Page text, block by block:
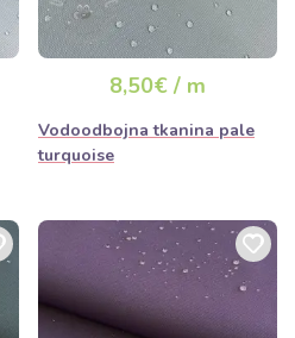
8,50€ / m
Vodoodbojna tkanina pale
turquoise